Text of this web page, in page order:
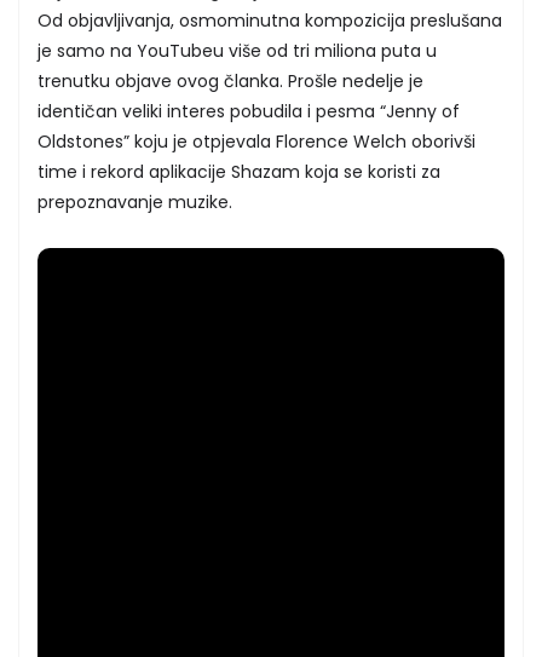
Od objavljivanja, osmominutna kompozicija preslušana
je samo na YouTubeu više od tri miliona puta u
trenutku objave ovog članka. Prošle nedelje je
identičan veliki interes pobudila i pesma “Jenny of
Oldstones” koju je otpjevala Florence Welch oborivši
time i rekord aplikacije Shazam koja se koristi za
prepoznavanje muzike.